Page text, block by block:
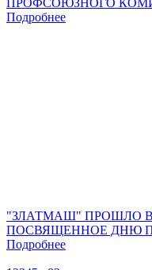
Подробнее
"ЗЛАТМАШ" ПРОШЛО
ПОСВЯЩЕННОЕ ДНЮ
Подробнее